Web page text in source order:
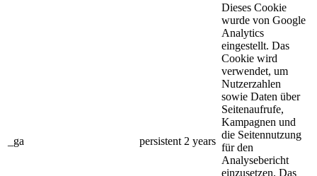
_ga persistent 2 years
Dieses Cookie
wurde von Google
Analytics
eingestellt. Das
Cookie wird
verwendet, um
Nutzerzahlen
sowie Daten über
Seitenaufrufe,
Kampagnen und
die Seitennutzung
für den
Analysebericht
einzusetzen. Das